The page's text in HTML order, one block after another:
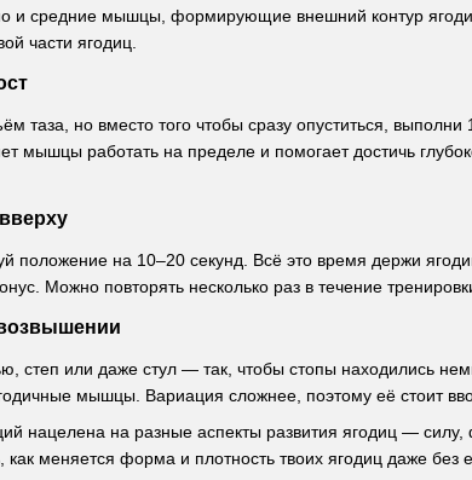
и средние мышцы, формирующие внешний контур
части ягодиц.
таза, но вместо того чтобы сразу опуститься,
мышцы работать на пределе и помогает достичь
положение на 10–20 секунд. Всё это время держи
Можно повторять несколько раз в течение
степ или даже стул — так, чтобы стопы находились
мышцы. Вариация сложнее, поэтому её стоит
нацелена на разные аспекты развития ягодиц —
меняется форма и плотность твоих ягодиц даже без